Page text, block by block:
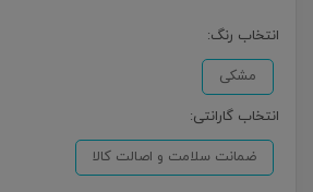
انتخاب رنگ:
مشکی
انتخاب گارانتی:
ضمانت سلامت و اصالت کالا